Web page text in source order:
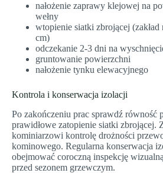
nałożenie zaprawy klejowej na
wełny
wtopienie siatki zbrojącej
cm)
odczekanie 2-3 dni na
gruntowanie powierzchni
nałożenie tynku elewacyjnego
Kontrola i konserwacja izolacji
Po zakończeniu prac sprawdź równość
prawidłowe zatopienie siatki zbrojącej.
kominiarzowi kontrolę drożności
kominowego. Regularna konserwacja
obejmować coroczną inspekcję
przed sezonem grzewczym.